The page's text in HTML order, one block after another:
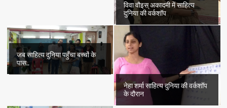
विवा वौइस् अकादमी में साहित्य
दुनिया की वर्कशॉप
जब साहित्य दुनिया पहुँचा बच्चों के
पास..
नेहा शर्मा साहित्य दुनिया की वर्कशॉप
के दौरान